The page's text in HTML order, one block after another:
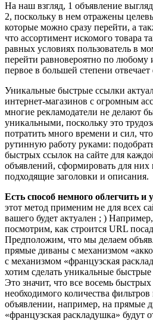
На наш взгляд, 1 объявление
2, поскольку в нем отражены
которые можно сразу перейти, а
что ассортимент искомого товара
равных условиях пользователь в
перейти равновероятно по любому
первое в большей степени отвечает
Уникальные быстрые ссылки
интернет-магазинов с огромным
многие рекламодатели не делают
уникальными, поскольку это
потратить много времени и сил,
рутинную работу руками:
быстрых ссылок на сайте для
объявлений, сформировать для них
подходящие заголовки и описания.
Есть способ немного облегчить и
этот метод применим не для всех
вашего будет актуален ; )
посмотрим, как строится URL
Предположим, что мы делаем
прямые диваны с механизмом
с механизмом «французская
хотим сделать уникальные
Это значит, что все восемь
необходимого количества
объявлении, например, на прямые
«французская раскладушка» будут